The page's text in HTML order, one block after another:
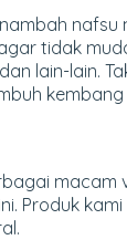
nafsu
tidak
lain-lain.
macam
Produk